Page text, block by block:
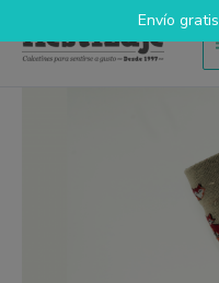
contenido
Envío